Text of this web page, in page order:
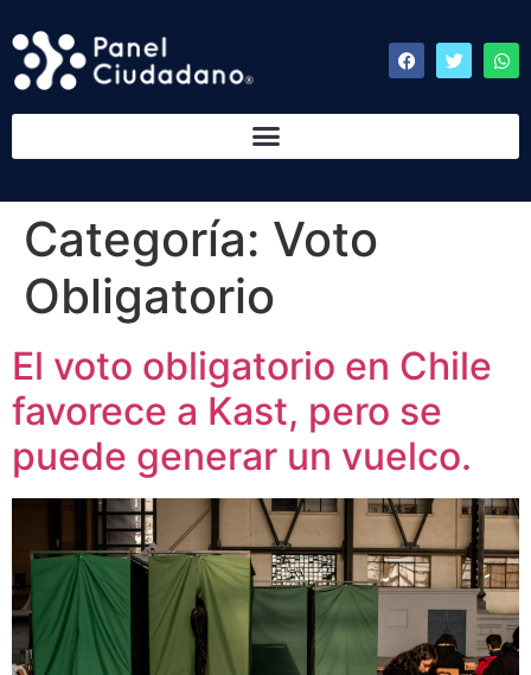
Categoría: Voto
Obligatorio
El voto obligatorio en Chile
favorece a Kast, pero se
puede generar un vuelco.